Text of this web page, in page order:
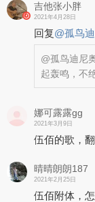
吉他张小胖
2021年4月28日
回复@孤鸟
@孤鸟迪尼
起轰鸣，不
娜可露露gg
2021年3月9日
伍佰的歌，
晴晴朗朗187
2021年2月25日
伍佰附体，